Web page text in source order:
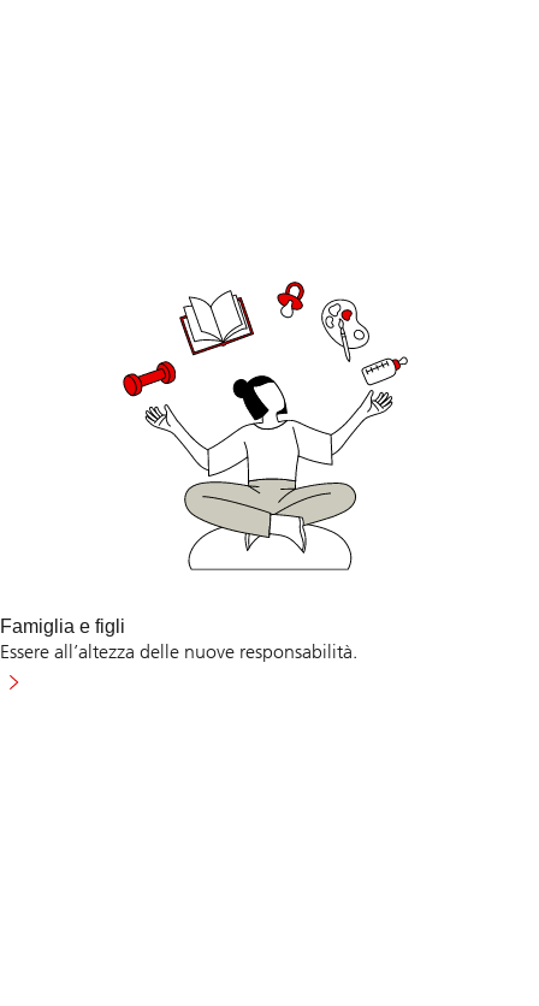
Famiglia e figli
Essere all’altezza delle nuove responsabilità.